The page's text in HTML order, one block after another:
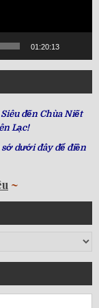
01:20:13
đến Chùa Niết
Lạc!
dưới đây để điền
~